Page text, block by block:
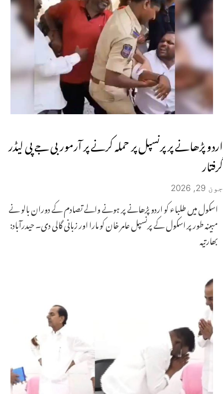
اردو پڑھانے پر پرنسپل پر حملہ کرنے پر آرمور بی جے پی لیڈر
گرفتار
جون 29, 2026
اسکول میں طلباء کو اردو پڑھانے پر ہونے والے تصادم کے دوران بالو نے
مبینہ طور پر اسکول کے پرنسپل عامر خان کو مارا اور زبانی گالی دی۔ حیدرآباد:
بھارتیہ